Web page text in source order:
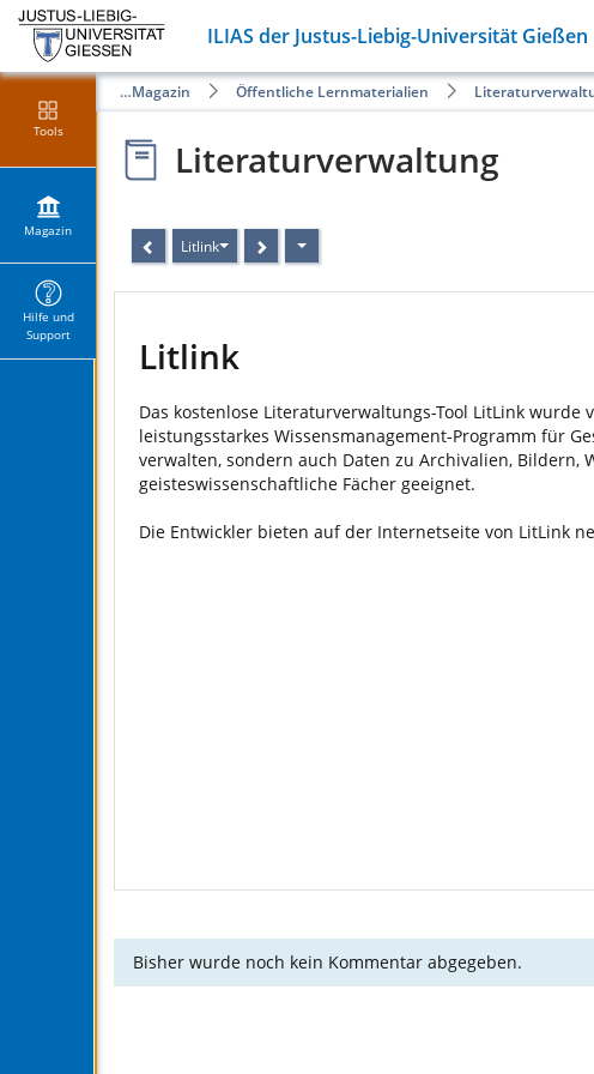
ILIAS der Justus-Liebig-Universität Gießen
Tools
Magazin
Hilfe und
Support
Magazin Öffentliche Lernmaterialien
Literaturverwaltung
Litlink
Litlink
Das kostenlose Literaturverwaltungs-Tool LitLink
leistungsstarkes Wissensmanagement-Programm für
verwalten, sondern auch Daten zu Archivalien, Bildern,
geisteswissenschaftliche Fächer geeignet.
Die Entwickler bieten auf der Internetseite von LitLink
Bisher wurde noch kein Kommentar abgegeben.